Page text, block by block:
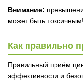
Внимание:
может быть токсичным!
Как правильно
Правильный приём
эффективности и